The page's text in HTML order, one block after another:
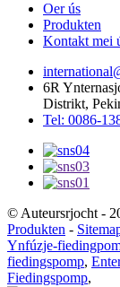
Oer ús
Produkten
Kontakt mei
6R
Distrikt,
Tel: 0086-
© Auteursrjocht -
Produkten -
Ynfúzje-
fiedingspomp,
Fiedingspomp,